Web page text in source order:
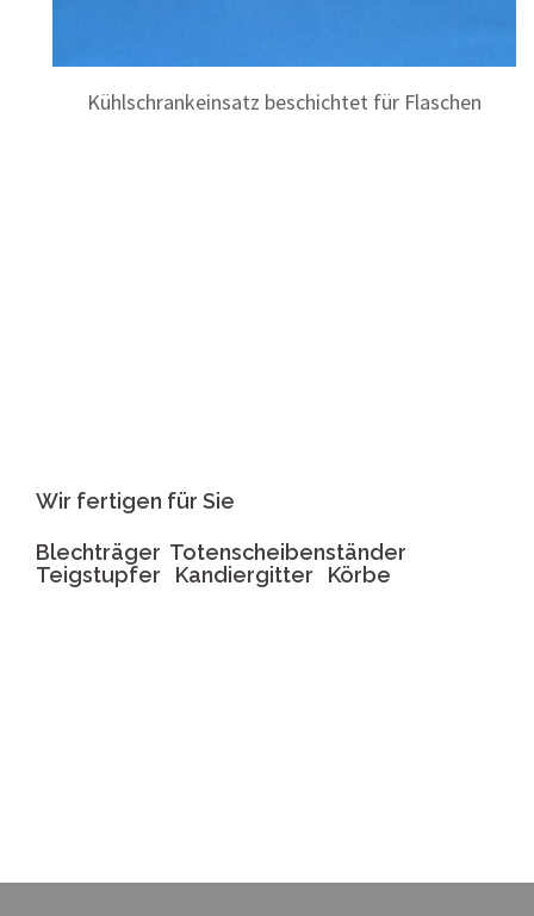
Kühlschrankeinsatz beschichtet für Flaschen
Wir fertigen für Sie
Blechträger Totenscheibenständer
Teigstupfer Kandiergitter Körbe